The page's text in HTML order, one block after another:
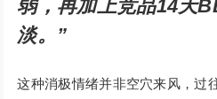
弱，再加上竞品14天
淡。”
这种消极情绪并非空穴来风，过